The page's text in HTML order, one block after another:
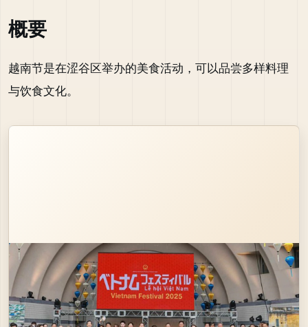
概要
越南节是在涩谷区举办的美食活动，可以品尝多样料理
与饮食文化。